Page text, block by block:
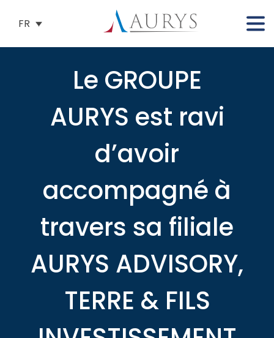
FR
Le GROUPE
AURYS est ravi
d’avoir
accompagné à
travers sa filiale
AURYS ADVISORY,
TERRE & FILS